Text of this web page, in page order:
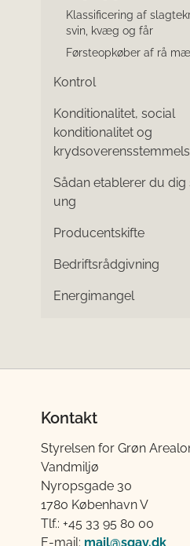
Klassificering af
svin, kvæg og får
Førsteopkøber af rå
Kontrol
Konditionalitet, social
konditionalitet og
Sådan etablerer du dig
ung
Producentskifte
Bedriftsrådgivning
Energimangel
Kontakt
Styrelsen for Grøn
Vandmiljø
Nyropsgade 30
1780 København V
Tlf.: +45 33 95 80 00
E-mail: mail@sgav.dk